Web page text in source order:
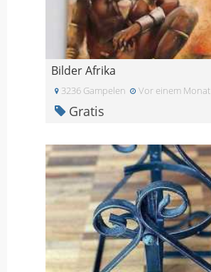
Bilder Afrika
3236 Gampelen Vor einem Monat
Gratis